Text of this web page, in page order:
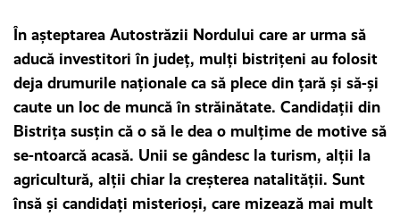
În aşteptarea Autostrăzii Nordului care ar urma să
aducă investitori în judeţ, mulţi bistriţeni au folosit
deja drumurile naţionale ca să plece din ţară şi să-şi
caute un loc de muncă în străinătate. Candidaţii din
Bistriţa susţin că o să le dea o mulţime de motive să
se-ntoarcă acasă. Unii se gândesc la turism, alţii la
agricultură, alţii chiar la creşterea natalităţii. Sunt
însă şi candidaţi misterioşi, care mizează mai mult